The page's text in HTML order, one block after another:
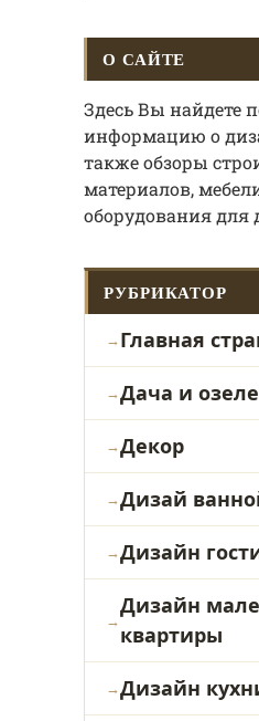
О САЙТЕ
Здесь Вы найдете
информацию о
также обзоры
материалов,
оборудования для
РУБРИКАТОР
Главная
Дача и
Декор
Дизай
Дизайн
Дизайн
квартиры
Дизайн